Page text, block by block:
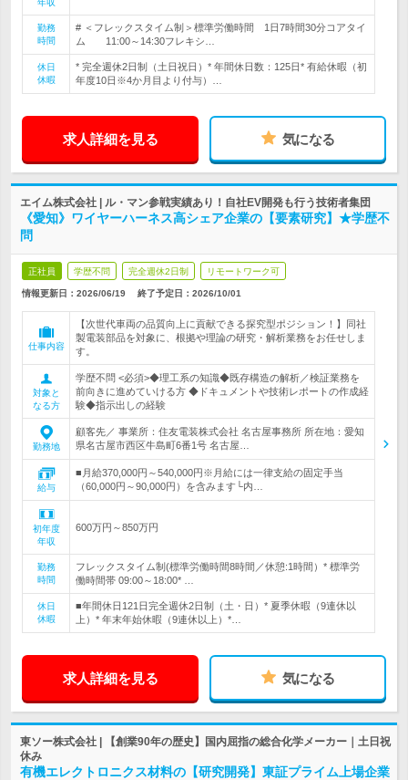
年収
勤務
時間
# ＜フレックスタイム制＞標準労働時間 1日7時間30分コアタイ
ム 11:00～14:30フレキシ…
休日
休暇
* 完全週休2日制（土日祝日）* 年間休日数：125日* 有給休暇（初
年度10日※4か月目より付与）…
求人詳細を見る 気になる
エイム株式会社 | ル・マン参戦実績あり！自社EV開発も行う技術者集団
《愛知》ワイヤーハーネス高シェア企業の【要素研究】★学歴不
問
正社員 学歴不問 完全週休2日制 リモートワーク可
情報更新日：2026/06/19 終了予定日： 2026/10/01
仕事内容
【次世代車両の品質向上に貢献できる探究型ポジション！】同社
製電装部品を対象に、根拠や理論の研究・解析業務をお任せしま
す。
対象と
なる方
学歴不問 <必須>◆理工系の知識◆既存構造の解析／検証業務を
前向きに進めていける方 ◆ドキュメントや技術レポートの作成経
験◆指示出しの経験
勤務地
顧客先／ 事業所：住友電装株式会社 名古屋事務所 所在地：愛知
県名古屋市西区牛島町6番1号 名古屋…
給与
■月給370,000円～540,000円※月給には一律支給の固定手当
（60,000円～90,000円）を含みます└内…
初年度
年収
600万円～850万円
勤務
時間
フレックスタイム制(標準労働時間8時間／休憩:1時間）* 標準労
働時間帯 09:00～18:00* …
休日
休暇
■年間休日121日完全週休2日制（土・日）* 夏季休暇（9連休以
上）* 年末年始休暇（9連休以上）*…
求人詳細を見る 気になる
東ソー株式会社 | 【創業90年の歴史】国内屈指の総合化学メーカー｜土日祝
休み
有機エレクトロニクス材料の【研究開発】東証プライム上場企業